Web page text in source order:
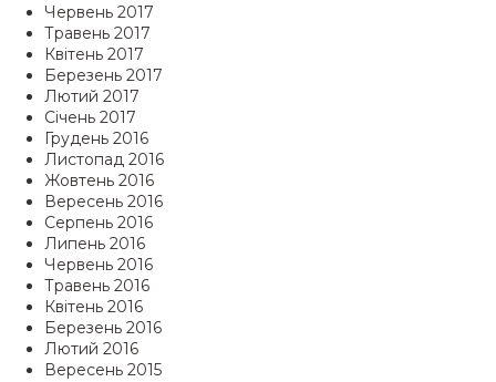
Червень 2017
Травень 2017
Квітень 2017
Березень 2017
Лютий 2017
Січень 2017
Грудень 2016
Листопад 2016
Жовтень 2016
Вересень 2016
Серпень 2016
Липень 2016
Червень 2016
Травень 2016
Квітень 2016
Березень 2016
Лютий 2016
Вересень 2015